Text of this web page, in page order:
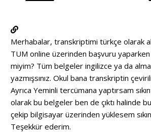
Merhabalar, transkriptimi türkçe olarak
TUM online üzerinden başvuru
miyim? Tüm belgeler ingilizce ya da
yazmışsınız. Okul bana transkriptin
Ayrıca Yeminli tercümana yaptırsam
olarak bu belgeler ben de çıktı halinde
çekip bilgisayar üzerinden yüklesem
Teşekkür ederim.